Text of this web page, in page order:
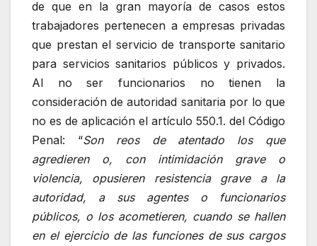
de que en la gran mayoría de casos estos
trabajadores pertenecen a empresas privadas
que prestan el servicio de transporte sanitario
para servicios sanitarios públicos y privados.
Al no ser funcionarios no tienen la
consideración de autoridad sanitaria por lo que
no es de aplicación el artículo 550.1. del Código
Penal: “Son reos de atentado los que
agredieren o, con intimidación grave o
violencia, opusieren resistencia grave a la
autoridad, a sus agentes o funcionarios
públicos, o los acometieren, cuando se hallen
en el ejercicio de las funciones de sus cargos